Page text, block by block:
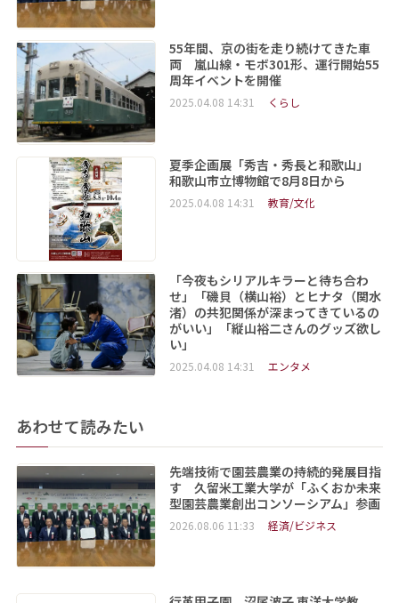
55年間、京の街を走り続けてきた車
両 嵐山線・モボ301形、運行開始55
周年イベントを開催
2025.04.08 14:31 くらし
夏季企画展「秀吉・秀長と和歌山」
和歌山市立博物館で8月8日から
2025.04.08 14:31 教育/文化
「今夜もシリアルキラーと待ち合わ
せ」「磯貝（横山裕）とヒナタ（関水
渚）の共犯関係が深まってきているの
がいい」「縦山裕二さんのグッズ欲し
い」
2025.04.08 14:31 エンタメ
あわせて読みたい
先端技術で園芸農業の持続的発展目指
す 久留米工業大学が「ふくおか未来
型園芸農業創出コンソーシアム」参画
2026.08.06 11:33 経済/ビジネス